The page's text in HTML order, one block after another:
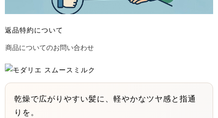
返品特約について
商品についてのお問い合わせ
乾燥で広がりやすい髪に、軽やかなツヤ感と指通
りを。